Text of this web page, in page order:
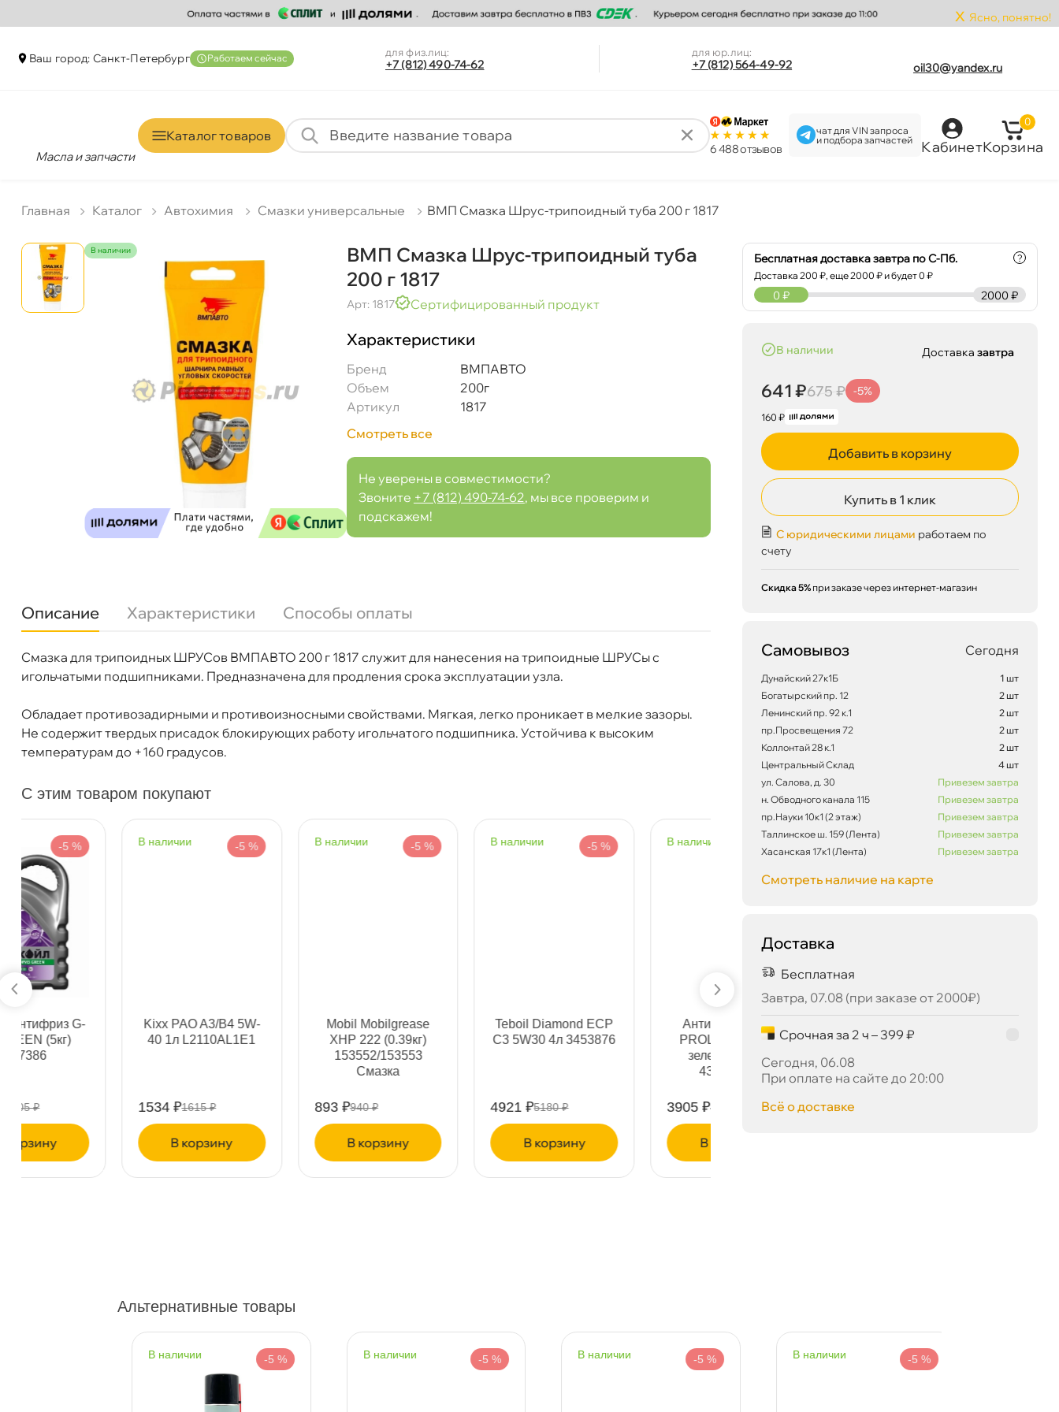
x Ясно, понятно!
аш город: Санкт-Петербур Работаем сейчас для физ.лиц:
+7 (812) 490-74-62
для юр.лиц:
+7 (812) 564-49-92 oil30@yandex.ru
Масла и запчасти
Каталог товаро
6 488 отзыво
чат для VIN запроса
и подбора запчастей
Кабинет
0
Корзина
Главная Катало Автохимия Смазки универсальные МП Смазка Шрус-трипоидный туба 200 г 1817
наличии
МП Смазка Шрус-трипоидный туба
200 г 1817
Арт: 1817 Сертифицированный продукт
Характеристики
Бренд
МПАВТО
Объем
200
Артикул
1817
Смотреть все
Не уверены в совместимости?
Звоните +7 (812) 490-74-62, мы все проверим и
подскажем!
Описание Характеристики Способы оплаты
Смазка для трипоидных ШРУСов ВМПАВТО 200 г 1817 служит для нанесения на трипоидные ШРУСы с
игольчатыми подшипниками. Предназначена для продления срока эксплуатации узла.
Обладает противозадирными и противоизносными свойствами. Мягкая, легко проникает в мелкие зазоры.
Не содержит твердых присадок блокирующих работу игольчатого подшипника. Устойчива к высоким
температурам до +160 градусов.
Бренд
МПАВТО
Объем
200
С этим товаром покупают
наличии -5 %
Kixx PAO A3/B4 5W-
40 1л L2110AL1E1
1534 ₽
корзину
наличии -5 %
Mobil Mobilgrease
XHP 222 (0.39кг)
893 ₽
корзину
наличии -5 %
Teboil Diamond ECP
С3 5W30 4л 3453876
корзину
наличии -5 %
Антифриз FELIX
PROLONGER -40
3905 ₽
корзину
Бесплатная доставка завтра по С-Пб.
Доставка200 ₽, еще2000 ₽ и будет 0 ₽
?
2000 ₽
0 ₽
наличии
641 ₽675 ₽ -5%
160 ₽
Доставказавтра
Добавить в корзину
Купить в 1 клик
С юридическими лицами работаем по
счету
Скидка 5% при заказе через интернет-магазин
Самовывоз Сегодня
Дунайский 27к1Б
1 шт
Богатырский пр. 12
2 шт
Ленинский пр. 92 к.1
2 шт
пр.Просвещения 72
2 шт
Коллонтай 28 к.1
2 шт
Центральный Склад
4 шт
ул. Салова, д. 30
Привезем завтра
н. Обводного канала 115
Привезем завтра
пр.Науки 10к1 (2 этаж)
Привезем завтра
Таллинское ш. 159 (Лента)
Привезем завтра
Хасанская 17к1 (Лента)
Привезем завтра
Смотреть наличие на карте
Доставка
Бесплатная
Завтра, 07.08 (при заказе от 2000₽)
Срочная за 2 ч – 399 ₽
Сегодня, 06.08
При оплате на сайте до 20:00
сё о доставке
Альтернативные товары
наличии -5 % наличии -5 % наличии -5 % наличии -5 %
МП Смазка Шрус-трипоидный туба 200 г 1817 641 ₽675 ₽ корзину
ул. Салова, д. 30
0 шт
Богатырский пр. 12
2 шт
Пн–Вс
10:00 – 21:00
Сегодня, бесплатно
пр.Науки 10к1 (2 этаж)
Сегодня, бесплатно